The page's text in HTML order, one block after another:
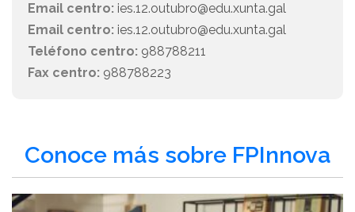
Email centro: ies.12.outubro@edu.xunta.gal
Email centro: ies.12.outubro@edu.xunta.gal
Teléfono centro: 988788211
Fax centro: 988788223
Conoce más sobre FPInnova